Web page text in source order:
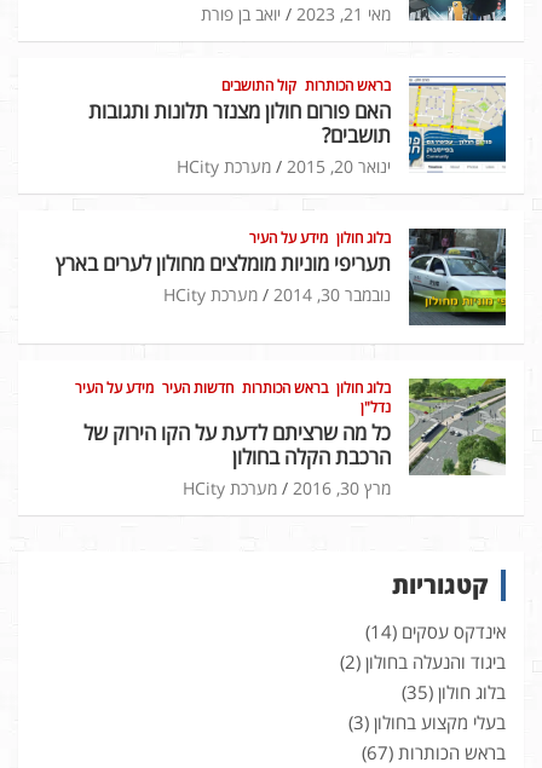
מאי 21, 2023 יואב בן פורת
בראש הכותרות קול התושבים
האם פורום חולון מצנזר תלונות ותגובות
תושבים?
ינואר 20, 2015 מערכת HCity
בלוג חולון מידע על העיר
תעריפי מוניות מומלצים מחולון לערים בארץ
נובמבר 30, 2014 מערכת HCity
בלוג חולון בראש הכותרות חדשות העיר מידע על העיר
נדל"ן
כל מה שרציתם לדעת על הקו הירוק של
הרכבת הקלה בחולון
מרץ 30, 2016 מערכת HCity
קטגוריות
אינדקס עסקים (14)
ביגוד והנעלה בחולון (2)
בלוג חולון (35)
בעלי מקצוע בחולון (3)
בראש הכותרות (67)